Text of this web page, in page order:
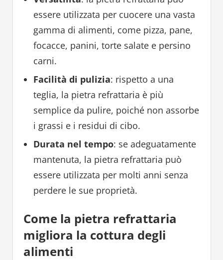
essere utilizzata per cuocere una vasta
gamma di alimenti, come pizza, pane,
focacce, panini, torte salate e persino
carni.
Facilità di pulizia: rispetto a una
teglia, la pietra refrattaria è più
semplice da pulire, poiché non assorbe
i grassi e i residui di cibo.
Durata nel tempo: se adeguatamente
mantenuta, la pietra refrattaria può
essere utilizzata per molti anni senza
perdere le sue proprietà.
Come la pietra refrattaria
migliora la cottura degli
alimenti